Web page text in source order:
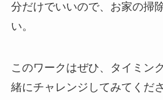
分だけでいいので、お家の掃
い。
このワークはぜひ、タイミン
緒にチャレンジしてみてくだ